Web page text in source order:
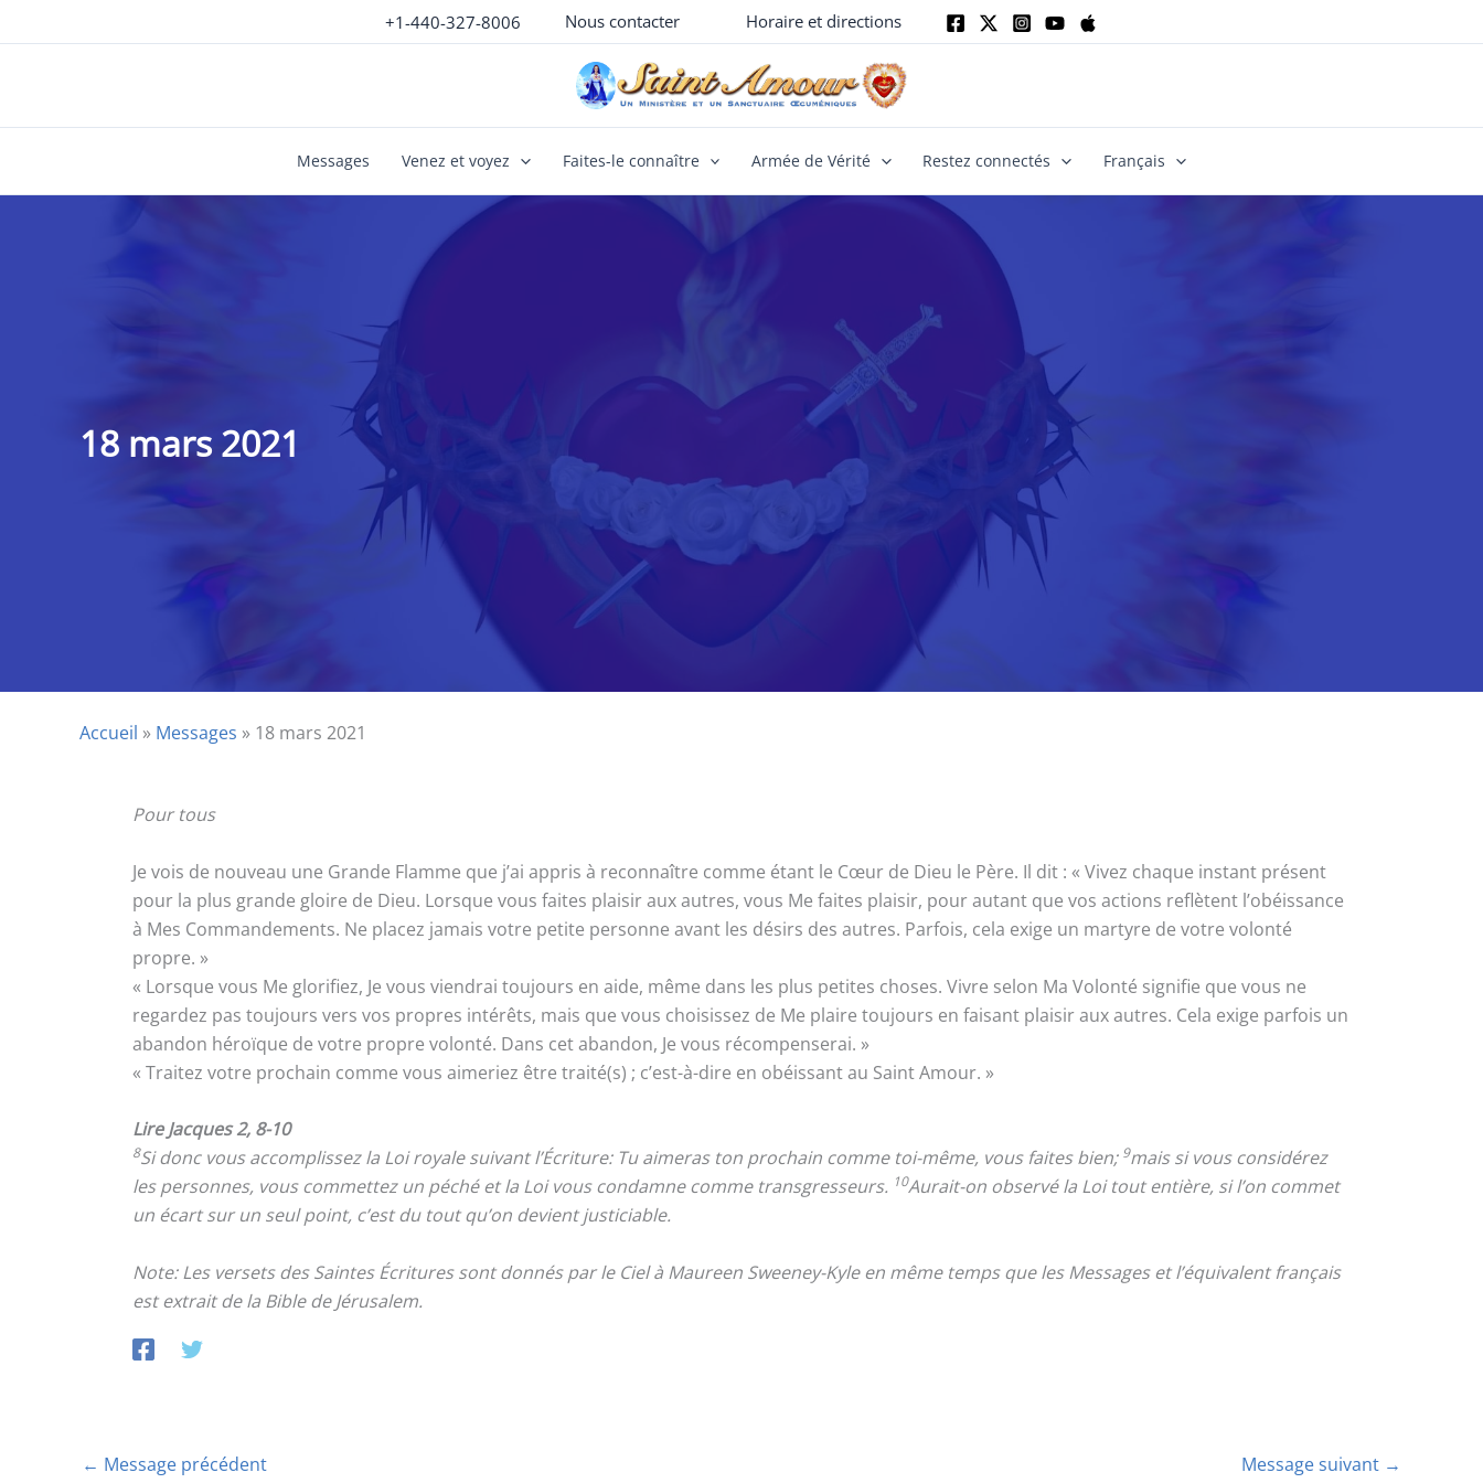
au
+1-440-327-8006 Nous contacter Horaire et directions
Messages Venez et voyez Faites-le connaître Armée de Vérité Restez connectés Français
18 mars 2021
Accueil » Messages » 18 mars 2021
Pour tous
Je vois de nouveau une Grande Flamme que j’ai appris à reconnaître comme étant le Cœur de Dieu le Père. Il dit : « Vivez chaque instant présent
pour la plus grande gloire de Dieu. Lorsque vous faites plaisir aux autres, vous Me faites plaisir, pour autant que vos actions reflètent l’obéissance
à Mes Commandements. Ne placez jamais votre petite personne avant les désirs des autres. Parfois, cela exige un martyre de votre volonté
propre. »
« Lorsque vous Me glorifiez, Je vous viendrai toujours en aide, même dans les plus petites choses. Vivre selon Ma Volonté signifie que vous ne
regardez pas toujours vers vos propres intérêts, mais que vous choisissez de Me plaire toujours en faisant plaisir aux autres. Cela exige parfois un
abandon héroïque de votre propre volonté. Dans cet abandon, Je vous récompenserai. »
« Traitez votre prochain comme vous aimeriez être traité(s) ; c’est-à-dire en obéissant au Saint Amour. »
Lire Jacques 2, 8-10
8Si donc vous accomplissez la Loi royale suivant l’Écriture: Tu aimeras ton prochain comme toi-même, vous faites bien; 9mais si vous considérez
les personnes, vous commettez un péché et la Loi vous condamne comme transgresseurs. 10Aurait-on observé la Loi tout entière, si l’on commet
un écart sur un seul point, c’est du tout qu’on devient justiciable.
Note: Les versets des Saintes Écritures sont donnés par le Ciel à Maureen Sweeney-Kyle en même temps que les Messages et l’équivalent français
est extrait de la Bible de Jérusalem.
← Message précédent Message suivant →